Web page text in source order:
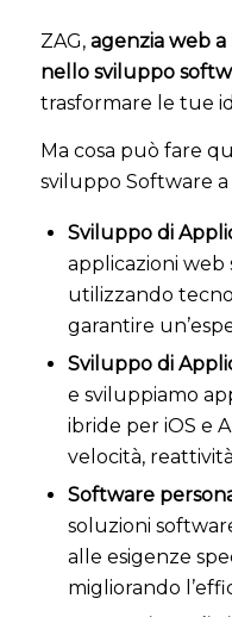
ZAG, agenzia web a
nello sviluppo
trasformare le tue
Ma cosa può fare
sviluppo Software a
Sviluppo di
applicazioni web
utilizzando
garantire
Sviluppo di
e sviluppiamo
ibride per iOS e
velocità,
Software
soluzioni
alle esigenze
migliorando